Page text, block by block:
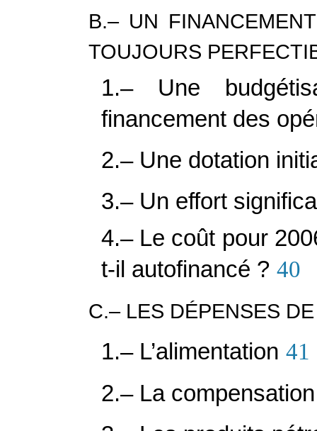
B.– UN
TOUJOURS
1.– Une
financement des
2.– Une dotation
3.– Un effort
4.– Le coût pour
t-il autofinancé ? 40
C.– LES DÉPENSES
1.– L’alimentation 41
2.– La